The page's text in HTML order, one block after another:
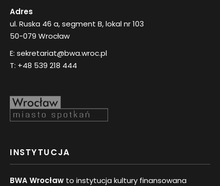
Adres
ul. Ruska 46 a, segment B, lokal nr 103
50-079 Wrocław
E: sekretariat@bwa.wroc.pl
T: +48 539 218 444
INSTYTUCJA
BWA Wrocław to instytucja kultury finansowana